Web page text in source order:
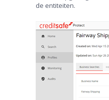
de entiteiten.